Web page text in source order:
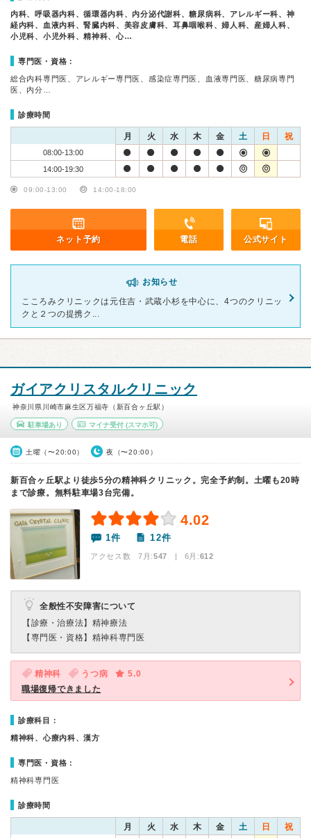
内科、呼吸器内科、循環器内科、内分泌代謝科、糖尿病科、アレルギー科、神
経内科、血液内科、腎臓内科、美容皮膚科、耳鼻咽喉科、婦人科、産婦人科、
小児科、小児外科、精神科、心…
専門医・資格：
総合内科専門医、アレルギー専門医、感染症専門医、血液専門医、糖尿病専門
医、内分…
診療時間
月 火 水 木 金 土 日 祝
08:00-13:00
14:00-19:30
09:00-13:00 14:00-18:00
ネット予約 電話 公式サイト
お知らせ
こころみクリニックは元住吉・武蔵小杉を中心に、4つのクリニッ
クと２つの提携ク...
ガイアクリスタルクリニック
神奈川県川崎市麻生区万福寺（新百合ヶ丘駅）
駐車場あり マイナ受付(スマホ可)
土曜（〜20:00） 夜（〜20:00）
新百合ヶ丘駅より徒歩5分の精神科クリニック。完全予約制。土曜も20時
まで診療。無料駐車場3台完備。
4.02
1件 12件
アクセス数 7月:547 | 6月:612
全般性不安障害について
【診療・治療法】 精神療法
【専門医・資格】 精神科専門医
精神科 うつ病
5.0
職場復帰できました
診療科目：
精神科、心療内科、漢方
専門医・資格：
精神科専門医
診療時間
月 火 水 木 金 土 日 祝